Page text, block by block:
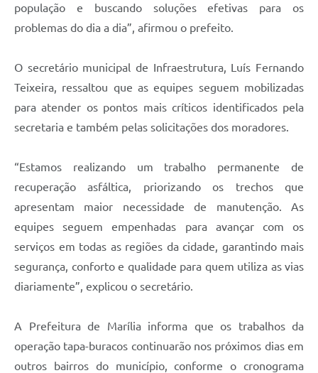
população e buscando soluções efetivas para os
problemas do dia a dia”, afirmou o prefeito.
O secretário municipal de Infraestrutura, Luís Fernando
Teixeira, ressaltou que as equipes seguem mobilizadas
para atender os pontos mais críticos identificados pela
secretaria e também pelas solicitações dos moradores.
“Estamos realizando um trabalho permanente de
recuperação asfáltica, priorizando os trechos que
apresentam maior necessidade de manutenção. As
equipes seguem empenhadas para avançar com os
serviços em todas as regiões da cidade, garantindo mais
segurança, conforto e qualidade para quem utiliza as vias
diariamente”, explicou o secretário.
A Prefeitura de Marília informa que os trabalhos da
operação tapa-buracos continuarão nos próximos dias em
outros bairros do município, conforme o cronograma